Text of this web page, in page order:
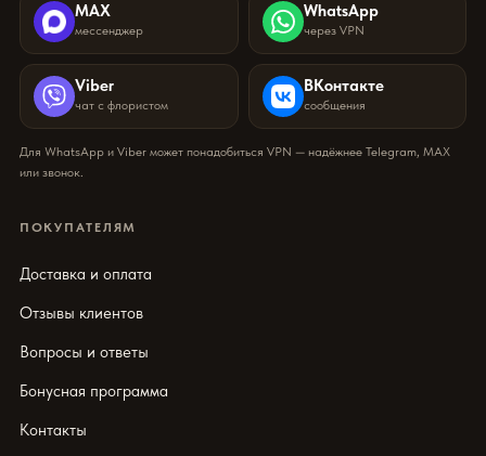
MAX
мессенджер
WhatsApp
через VPN
Viber
чат с флористом
ВКонтакте
сообщения
Для WhatsApp и Viber может понадобиться VPN — надёжнее Telegram, MAX
или звонок.
ПОКУПАТЕЛЯМ
Доставка и оплата
Отзывы клиентов
Вопросы и ответы
Бонусная программа
Контакты